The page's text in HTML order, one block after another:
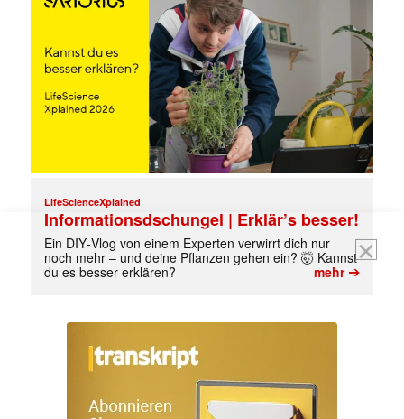
(erforderlich)
LifeScienceXplained
Informationsdschungel | Erklär’s besser!
Ein DIY‑Vlog von einem Experten verwirrt dich nur
noch mehr – und deine Pflanzen gehen ein? 🤯 Kannst
du es besser erklären?
mehr➔